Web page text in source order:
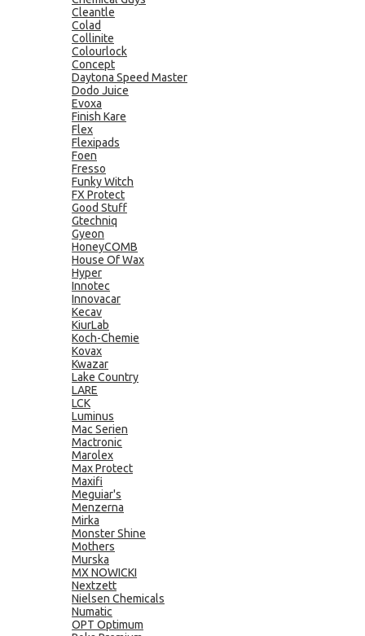
Cleantle
Colad
Collinite
Colourlock
Concept
Daytona Speed Master
Dodo Juice
Evoxa
Finish Kare
Flex
Flexipads
Foen
Fresso
Funky Witch
FX Protect
Good Stuff
Gtechniq
Gyeon
HoneyCOMB
House Of Wax
Hyper
Innotec
Innovacar
Kecav
KiurLab
Koch-Chemie
Kovax
Kwazar
Lake Country
LARE
LCK
Luminus
Mac Serien
Mactronic
Marolex
Max Protect
Maxifi
Meguiar's
Menzerna
Mirka
Monster Shine
Mothers
Murska
MX NOWICKI
Nextzett
Nielsen Chemicals
Numatic
OPT Optimum